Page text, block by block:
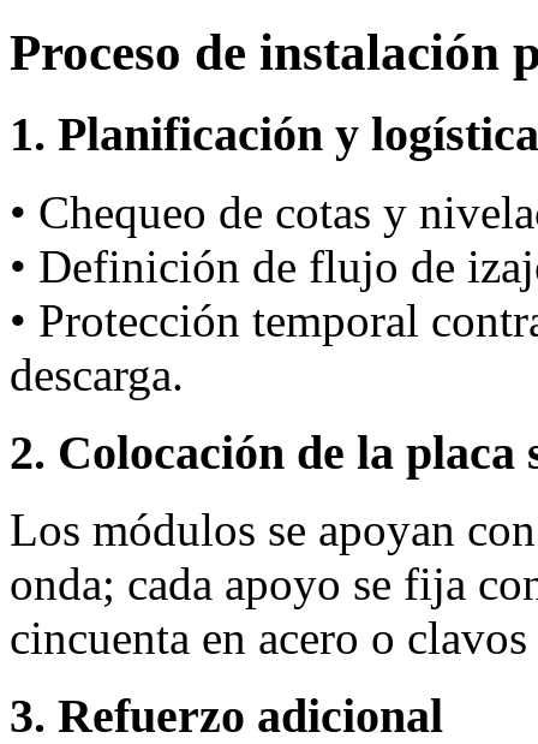
Proceso de instalación
1. Planificación y
• Chequeo de cotas y
• Definición de flujo de
• Protección temporal
descarga.
2. Colocación de la placa
Los módulos se apoyan
onda; cada apoyo se fija
cincuenta en acero o
3. Refuerzo adicional